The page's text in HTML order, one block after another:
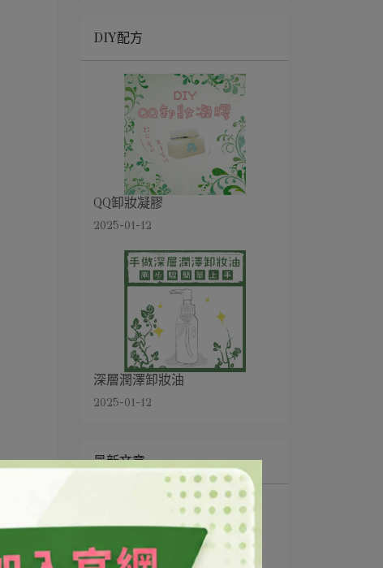
DIY配方
QQ卸妝凝膠
2025-01-12
深層潤澤卸妝油
2025-01-12
最新文章
QQ卸妝凝膠
深層潤澤卸妝油